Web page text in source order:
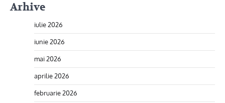
Arhive
iulie 2026
iunie 2026
mai 2026
aprilie 2026
februarie 2026